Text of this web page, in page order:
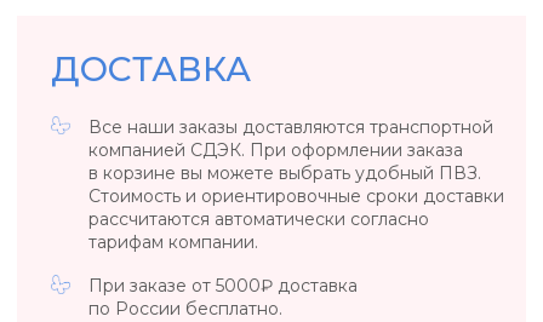
Ювелирные изделия согласно положениям
Вы можете вернуть или обменять товар
в течение 14 дней со дня его получения.
Вернуть товар возможно только в случае, если
сохранены его товарный вид, потребительские
свойства, а также документ, подтверждающий
факт и условия покупки указанного товара.
ЮВЕЛИРНЫЕ ИЗДЕЛИЯ
БИЖУТЕРИЯ
Если вы обнаружили заводской брак
ОБЩИЕ ПОЛОЖЕНИЯ